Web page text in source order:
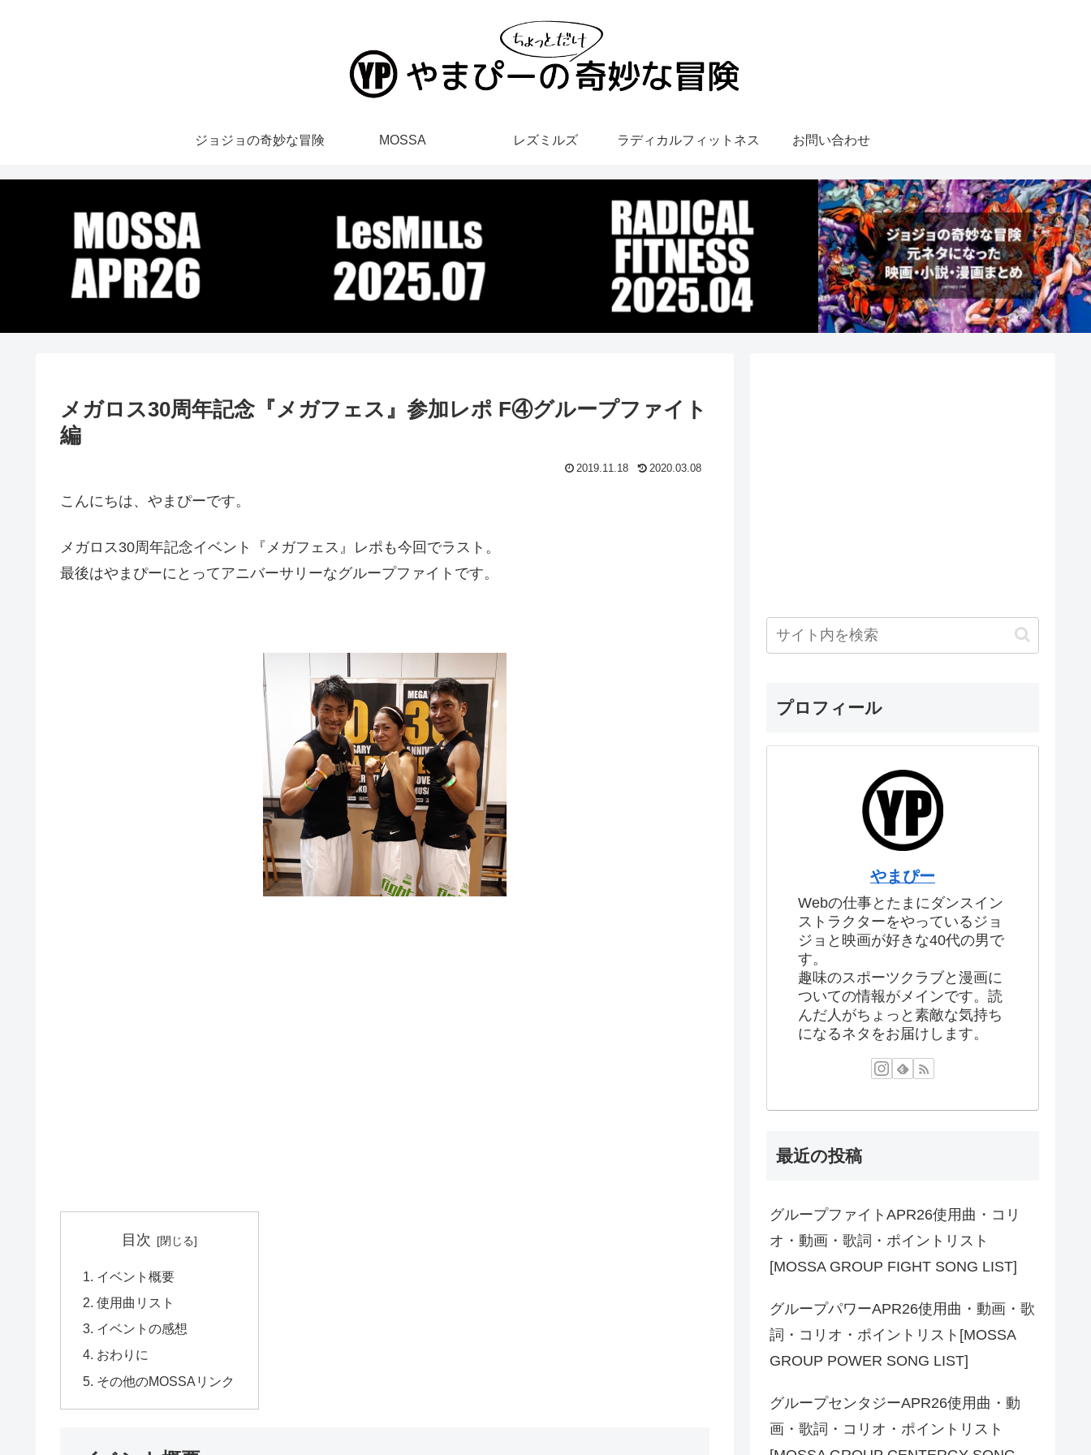
ジョジョの奇妙な冒険 MOSSA レズミルズ ラディカルフィットネス お問い合わせ
メガロス30周年記念『メガフェス』参加レポ F④グループファイト
編
2019.11.18 2020.03.08
こんにちは、やまぴーです。
メガロス30周年記念イベント『メガフェス』レポも今回でラスト。
最後はやまぴーにとってアニバーサリーなグループファイトです。
目次
イベント概要
使用曲リスト
イベントの感想
おわりに
その他のMOSSAリンク
プロフィール
やまぴー
Webの仕事とたまにダンスイン
ストラクターをやっているジョ
ジョと映画が好きな40代の男で
す。
趣味のスポーツクラブと漫画に
ついての情報がメインです。読
んだ人がちょっと素敵な気持ち
になるネタをお届けします。
最近の投稿
グループファイトAPR26使用曲・コリ
オ・動画・歌詞・ポイントリスト
[MOSSA GROUP FIGHT SONG LIST]
グループパワーAPR26使用曲・動画・歌
詞・コリオ・ポイントリスト[MOSSA
GROUP POWER SONG LIST]
グループセンタジーAPR26使用曲・動
画・歌詞・コリオ・ポイントリスト